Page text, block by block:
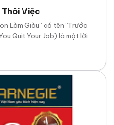
Thôi Việc
Làm Giàu” có tên “Trước
Quit Your Job) là một lời…